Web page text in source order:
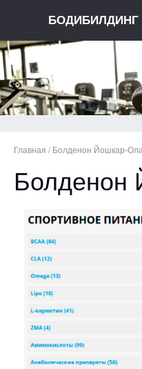
БОДИБИЛДИНГ
Главная / Болденон Йошкар-
Болденон